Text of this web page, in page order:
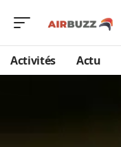
Activités Actu